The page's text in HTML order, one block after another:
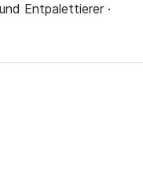
Entpalettierer ·